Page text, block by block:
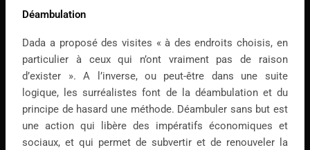
Déambulation
Dada a proposé des visites « à des endroits choisis, en
particulier à ceux qui n’ont vraiment pas de raison
d’exister ». A l’inverse, ou peut-être dans une suite
logique, les surréalistes font de la déambulation et du
principe de hasard une méthode. Déambuler sans but est
une action qui libère des impératifs économiques et
sociaux, et qui permet de subvertir et de renouveler la